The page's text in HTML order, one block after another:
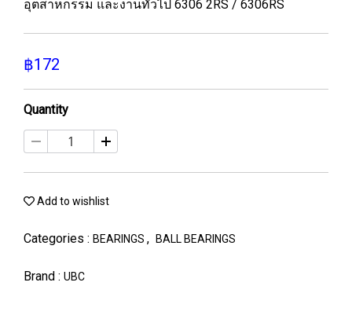
อุตสาหกรรม และงานทั่วไป 6306 2RS / 6306RS
฿172
Quantity
Add to wishlist
Categories : BEARINGS , BALL BEARINGS
Brand : UBC